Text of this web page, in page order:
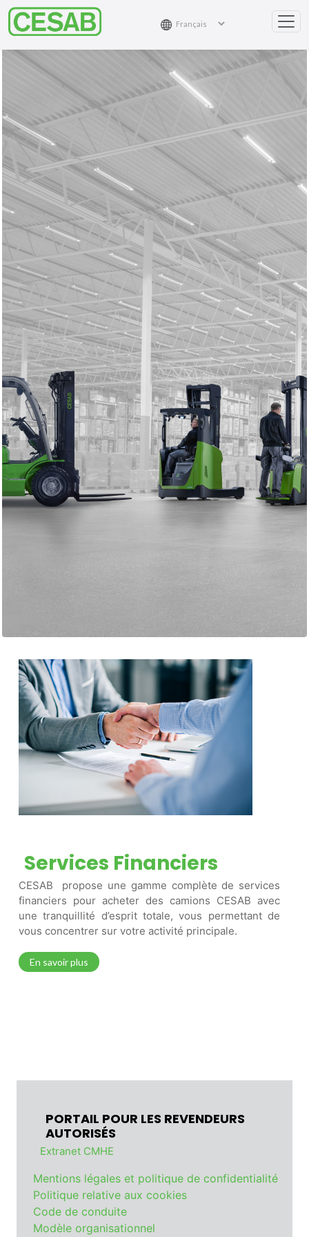
Services Financiers
CESAB propose une gamme complète de services
financiers pour acheter des camions CESAB avec
une tranquillité d’esprit totale, vous permettant de
vous concentrer sur votre activité principale.
En savoir plus
PORTAIL POUR LES REVENDEURS
AUTORISÉS
Extranet CMHE
Mentions légales et politique de confidentialité
Politique relative aux cookies
Code de conduite
Modèle organisationnel